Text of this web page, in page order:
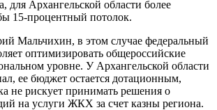
для Архангельской области более
15-процентный потолок.
Мальчихин, в этом случае федеральный
оптимизировать общероссийские
уровне. У Архангельской области
ее бюджет остается дотационным,
не рискует принимать решения о
на услуги ЖКХ за счет казны региона.